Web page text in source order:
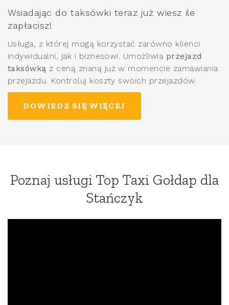
Wsiadając do taksówki teraz już wiesz ile
zapłacisz!
Usługa, z której mogą korzystać zarówno klienci
indywidualni, jak i biznesowi. Umożliwia przejazd
taksówką z ceną znaną już w momencie zamawiania
przejazdu. Kontroluj koszty swoich przejazdów.
DOWIEDZ SIĘ WIĘCEJ
Poznaj usługi Top Taxi Gołdap dla
Stańczyk